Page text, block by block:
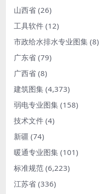
山西省 (26)
工具软件 (12)
市政给水排水专业图集 (8)
广东省 (79)
广西省 (8)
建筑图集 (4,373)
弱电专业图集 (158)
技术文件 (4)
新疆 (74)
暖通专业图集 (101)
标准规范 (6,223)
江苏省 (336)